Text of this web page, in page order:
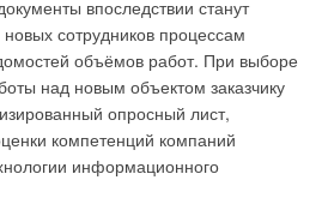
впоследствии станут
сотрудников процессам
объёмов работ. При выборе
над новым объектом заказчику
опросный лист,
компетенций компаний
информационного
на основе BIM
эффектам от автоматизации,
повышению
инвестиционно-
отнести: